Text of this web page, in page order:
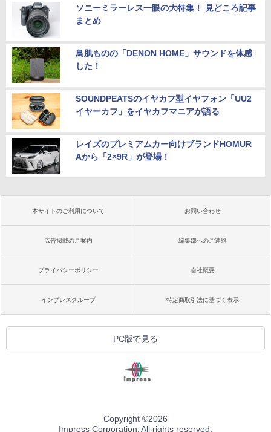
ソニーミラーレス一眼の大特集！ 見どころ記事
まとめ
鳥肌ものの「DENON HOME」サウンドを体感
した！
SOUNDPEATSのイヤカフ型イヤフォン「UU2
イヤーカフ」をイヤカフマニアが語る
レイズのプレミアムカー向けブランドHOMUR
Aから「2×9R」が登場！
本サイトのご利用について お問い合わせ
広告掲載のご案内 編集部へのご連絡
プライバシーポリシー 会社概要
インプレスグループ 特定商取引法に基づく表示
PC版で見る
Copyright ©2026
Impress Corporation. All rights reserved.